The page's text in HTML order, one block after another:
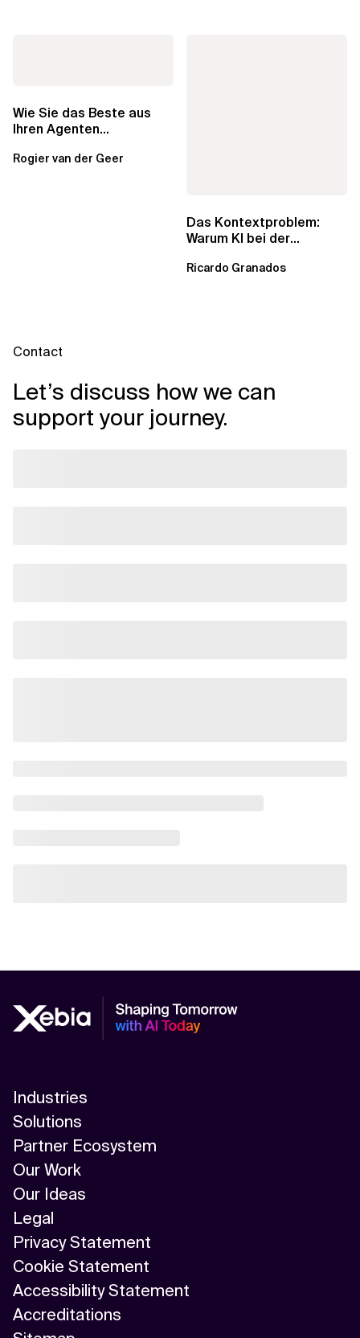
Wie Sie das Beste aus
Ihren Agenten
Agenten-Systeme
Rogier van der Geer
Das Kontextproblem:
Warum KI bei der
versagt
Ricardo Granados
Contact
Let’s discuss how we can
support your journey.
Industries
Solutions
Partner Ecosystem
Our Work
Our Ideas
Legal
Privacy Statement
Cookie Statement
Accessibility Statement
Accreditations